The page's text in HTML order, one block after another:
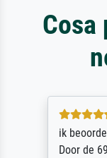
Cosa
ik
Door de